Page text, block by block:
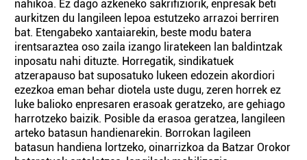
nahikoa. Ez dago azkeneko sakrifiziorik, enpresak beti
aurkitzen du langileen lepoa estutzeko arrazoi berriren
bat. Etengabeko xantaiarekin, beste modu batera
irentsaraztea oso zaila izango liratekeen lan baldintzak
inposatu nahi dituzte. Horregatik, sindikatuek
atzerapauso bat suposatuko lukeen edozein akordiori
ezezkoa eman behar diotela uste dugu, zeren horrek ez
luke balioko enpresaren erasoak geratzeko, are gehiago
harrotzeko baizik. Posible da erasoa geratzea, langileen
arteko batasun handienarekin. Borrokan lagileen
batasun handiena lortzeko, oinarrizkoa da Batzar Orokor